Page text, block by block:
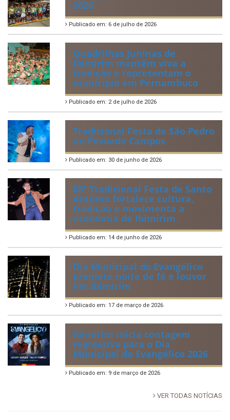
2026
Publicado em: 6 de julho de 2026
Quadrilhas Juninas de
Ibimirim mantêm viva a
tradição e representam o
munícipio em Pernambuco
Publicado em: 2 de julho de 2026
Tradicional Festa de São Pedro
no Povoado Campos
Publicado em: 30 de junho de 2026
88ª Tradicional Festa de Santo
Antônio fortalece cultura,
tradição e movimenta a
economia de Ibimirim
Publicado em: 14 de junho de 2026
Dia Municipal do Evangélico
promete noite de fé e louvor
em Ibimirim
Publicado em: 17 de março de 2026
Ibimirim inicia contagem
regressiva para o Dia
Municipal do Evangélico 2026
Publicado em: 9 de março de 2026
VER TODAS NOTÍCIAS